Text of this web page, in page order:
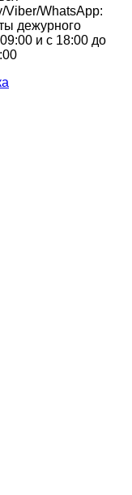
WhatsApp:
дежурного
и с 18:00 до